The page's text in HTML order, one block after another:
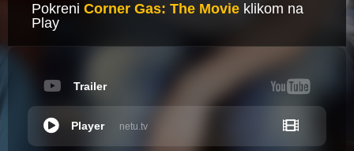
Pokreni Corner Gas: The Movie klikom na
Play
Trailer
netu.tv
Player